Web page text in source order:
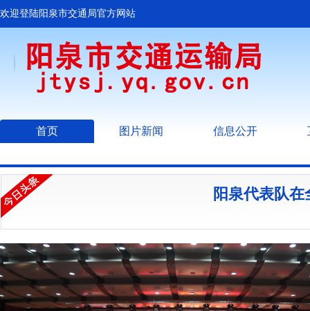
欢迎登陆阳泉市交通局官方网站
首页 图片新闻 信息公开
阳泉代表队